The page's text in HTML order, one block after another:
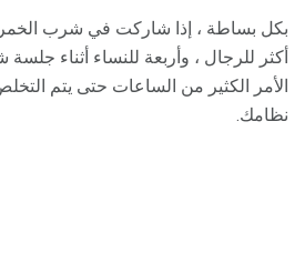
بكل بساطة ، إذا شاركت في شرب
أكثر للرجال ، وأربعة للنساء أثناء
الأمر الكثير من الساعات حتى يتم
نظامك.